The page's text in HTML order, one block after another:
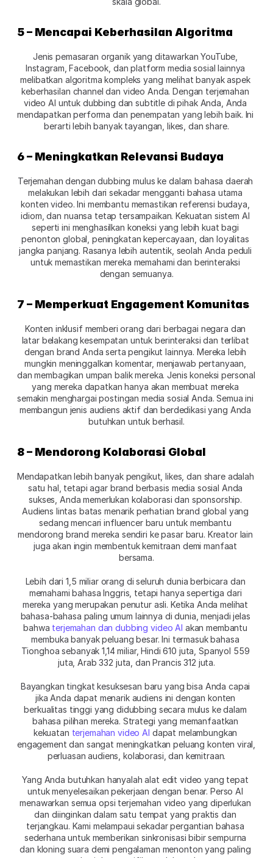
5 – Mencapai Keberhasilan Algoritma
Jenis pemasaran organik yang ditawarkan YouTube,
Instagram, Facebook, dan platform media sosial lainnya
melibatkan algoritma kompleks yang melihat banyak aspek
keberhasilan channel dan video Anda. Dengan terjemahan
video AI untuk dubbing dan subtitle di pihak Anda, Anda
mendapatkan performa dan penempatan yang lebih baik. Ini
berarti lebih banyak tayangan, likes, dan share.
6 – Meningkatkan Relevansi Budaya
Terjemahan dengan dubbing mulus ke dalam bahasa daerah
melakukan lebih dari sekadar mengganti bahasa utama
konten video. Ini membantu memastikan referensi budaya,
idiom, dan nuansa tetap tersampaikan. Kekuatan sistem AI
seperti ini menghasilkan koneksi yang lebih kuat bagi
penonton global, peningkatan kepercayaan, dan loyalitas
jangka panjang. Rasanya lebih autentik, seolah Anda peduli
untuk memastikan mereka memahami dan berinteraksi
dengan semuanya.
7 – Memperkuat Engagement Komunitas
Konten inklusif memberi orang dari berbagai negara dan
latar belakang kesempatan untuk berinteraksi dan terlibat
dengan brand Anda serta pengikut lainnya. Mereka lebih
mungkin meninggalkan komentar, menjawab pertanyaan,
dan membagikan umpan balik mereka. Jenis koneksi personal
yang mereka dapatkan hanya akan membuat mereka
semakin menghargai postingan media sosial Anda. Semua ini
membangun jenis audiens aktif dan berdedikasi yang Anda
butuhkan untuk berhasil.
8 – Mendorong Kolaborasi Global
Mendapatkan lebih banyak pengikut, likes, dan share adalah
satu hal, tetapi agar brand berbasis media sosial Anda
sukses, Anda memerlukan kolaborasi dan sponsorship.
Audiens lintas batas menarik perhatian brand global yang
sedang mencari influencer baru untuk membantu
mendorong brand mereka sendiri ke pasar baru. Kreator lain
juga akan ingin membentuk kemitraan demi manfaat
bersama.
Lebih dari 1,5 miliar orang di seluruh dunia berbicara dan
memahami bahasa Inggris, tetapi hanya sepertiga dari
mereka yang merupakan penutur asli. Ketika Anda melihat
bahasa-bahasa paling umum lainnya di dunia, menjadi jelas
bahwa terjemahan dan dubbing video AI akan membantu
membuka banyak peluang besar. Ini termasuk bahasa
Tionghoa sebanyak 1,14 miliar, Hindi 610 juta, Spanyol 559
juta, Arab 332 juta, dan Prancis 312 juta.
Bayangkan tingkat kesuksesan baru yang bisa Anda capai
jika Anda dapat menarik audiens ini dengan konten
berkualitas tinggi yang didubbing secara mulus ke dalam
bahasa pilihan mereka. Strategi yang memanfaatkan
kekuatan terjemahan video AI dapat melambungkan
engagement dan sangat meningkatkan peluang konten viral,
perluasan audiens, kolaborasi, dan kemitraan.
Yang Anda butuhkan hanyalah alat edit video yang tepat
untuk menyelesaikan pekerjaan dengan benar. Perso AI
menawarkan semua opsi terjemahan video yang diperlukan
dan diinginkan dalam satu tempat yang praktis dan
terjangkau. Kami melampaui sekadar pergantian bahasa
sederhana untuk memberikan sinkronisasi bibir sempurna
dan kloning suara demi pengalaman menonton yang paling